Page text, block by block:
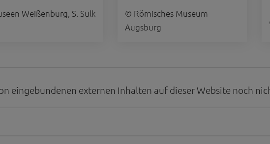
Inhalte
Inhalte auf den Seiten dieser Website eingebunden. Das können Kartendienste wie z.B. Google
Weißenburg, S. Sulk
© Römisches Museum
Augsburg
eingebundenen externen Inhalten auf dieser Website noch